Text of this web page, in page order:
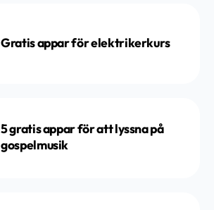
Gratis appar för elektrikerkurs
5 gratis appar för att lyssna på
gospelmusik